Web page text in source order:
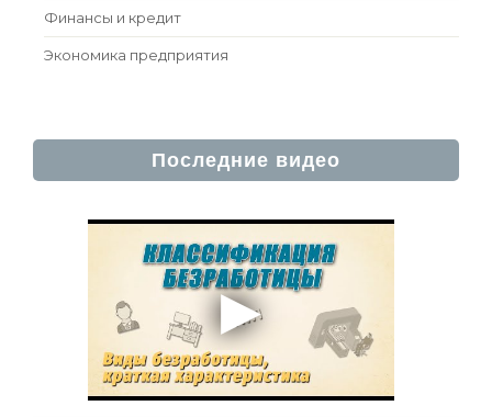
Финансы и кредит
Экономика предприятия
Последние видео